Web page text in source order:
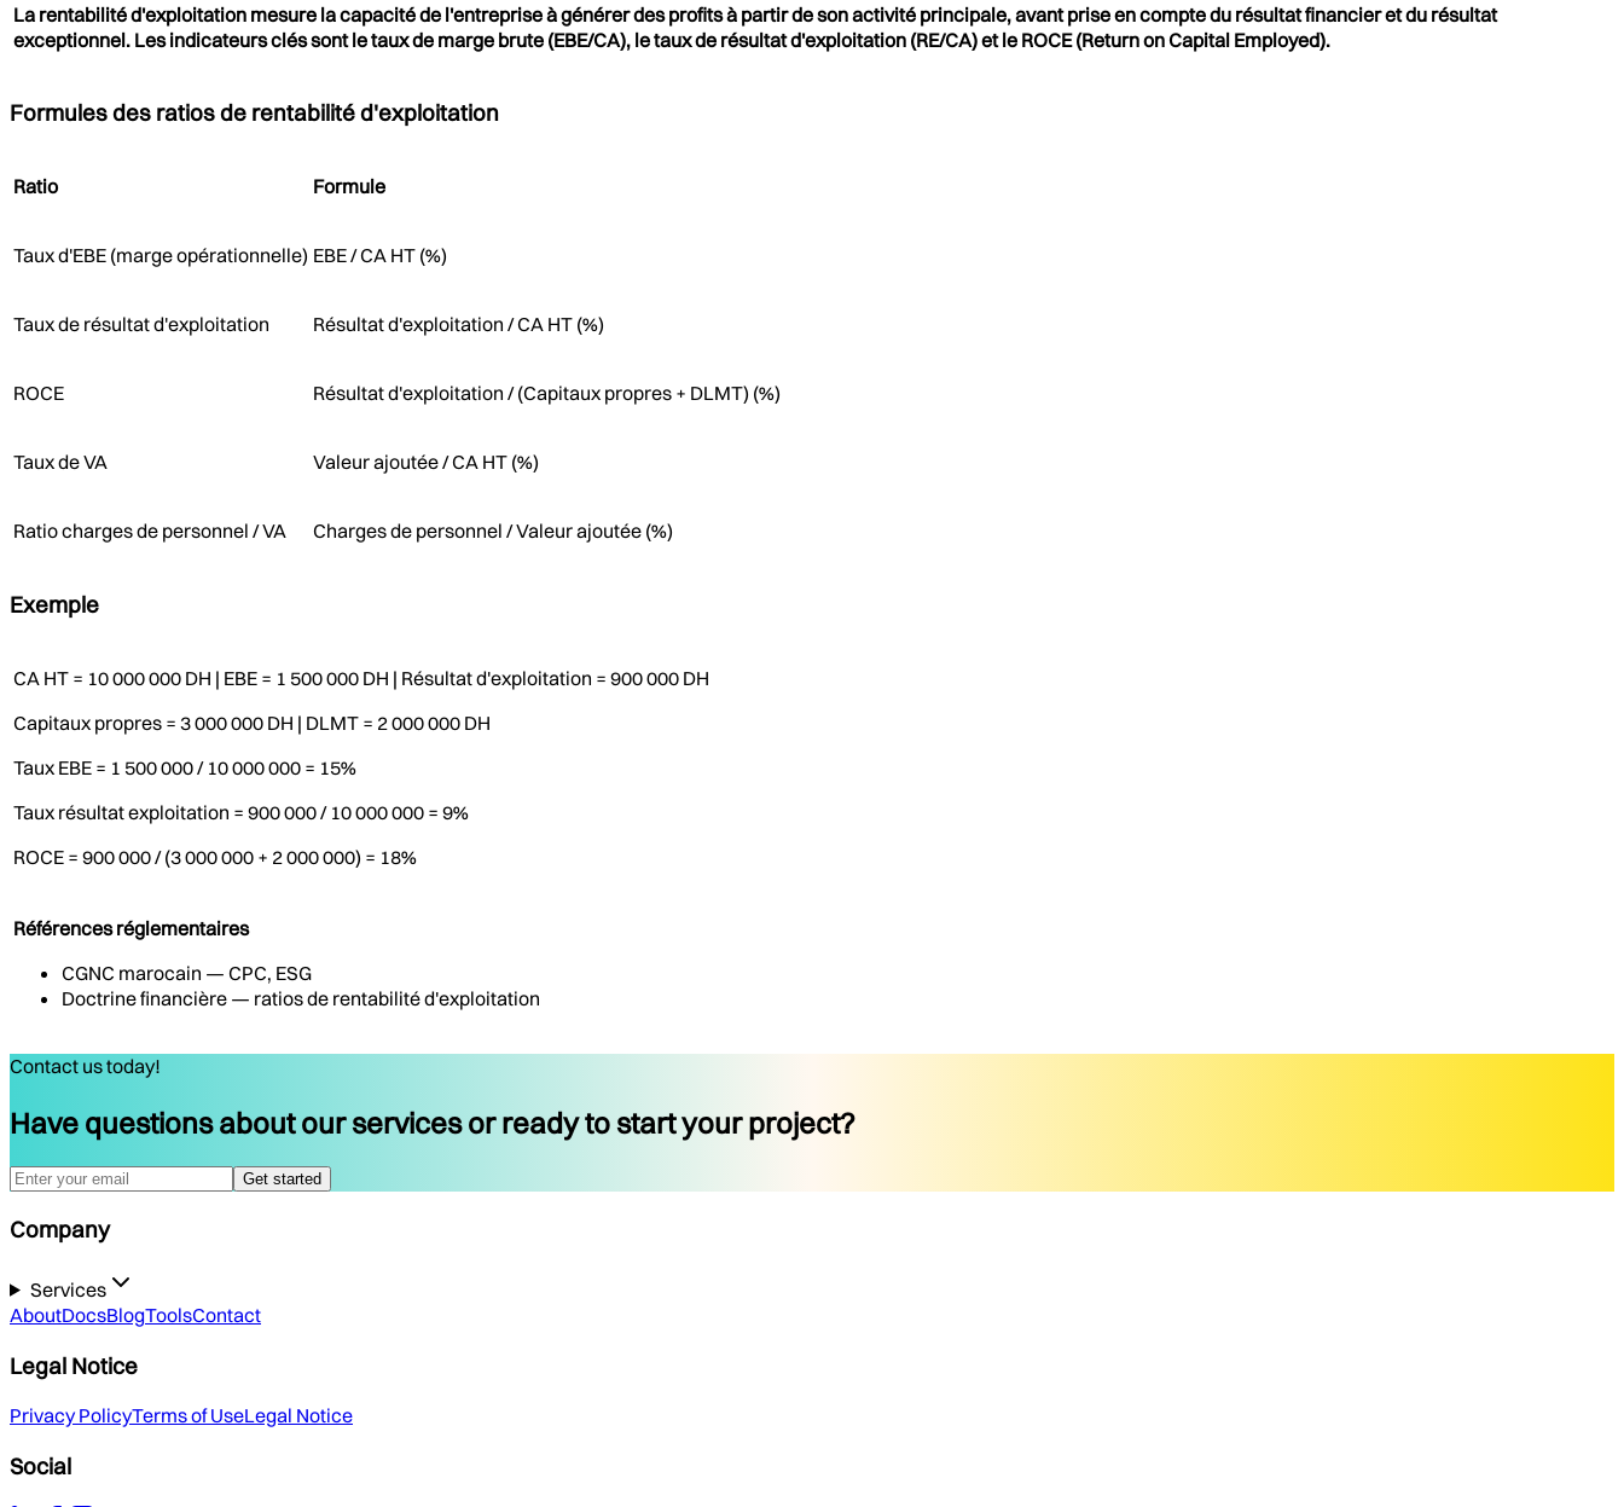
La rentabilité d'exploitation mesure la capacité de l'entreprise à générer des profits à partir de son activité principale, avant prise en compte du résultat financier et du résultat
exceptionnel. Les indicateurs clés sont le taux de marge brute (EBE/CA), le taux de résultat d'exploitation (RE/CA) et le ROCE (Return on Capital Employed).
Formules des ratios de rentabilité d'exploitation
Ratio Formule
Taux d'EBE (marge opérationnelle) EBE / CA HT (%)
Taux de résultat d'exploitation Résultat d'exploitation / CA HT (%)
ROCE Résultat d'exploitation / (Capitaux propres + DLMT) (%)
Taux de VA Valeur ajoutée / CA HT (%)
Ratio charges de personnel / VA Charges de personnel / Valeur ajoutée (%)
Exemple
CA HT = 10 000 000 DH | EBE = 1 500 000 DH | Résultat d'exploitation = 900 000 DH
Capitaux propres = 3 000 000 DH | DLMT = 2 000 000 DH
Taux EBE = 1 500 000 / 10 000 000 = 15%
Taux résultat exploitation = 900 000 / 10 000 000 = 9%
ROCE = 900 000 / (3 000 000 + 2 000 000) = 18%
Références réglementaires
CGNC marocain — CPC, ESG
Doctrine financière — ratios de rentabilité d'exploitation
Contact us today!
Have questions about our services or ready to start your project?
Get started
Company
Services
AboutDocsBlogToolsContact
Legal Notice
Privacy PolicyTerms of UseLegal Notice
Social